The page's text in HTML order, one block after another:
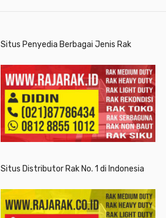
Situs Penyedia Berbagai Jenis Rak
Situs Distributor Rak No. 1 di Indonesia